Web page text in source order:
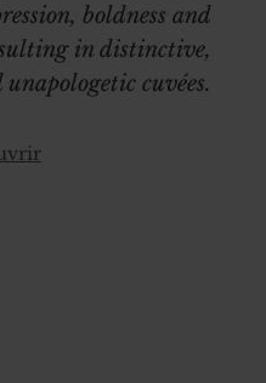
boldness and
in distinctive,
cuvées.